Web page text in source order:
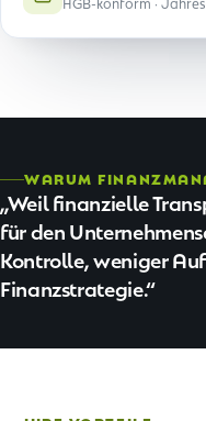
HGB-konform ·
WARUM
Weil finanzielle
für den
Kontrolle, weniger
Finanzstrategie.